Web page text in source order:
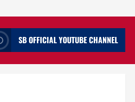
SB OFFICIAL YOUTUBE CHANNEL